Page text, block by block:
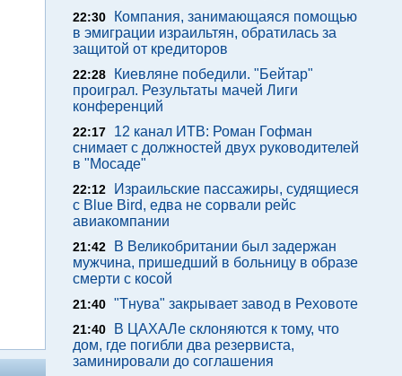
22:30
Компания, занимающаяся помощью
в эмиграции израильтян, обратилась за
защитой от кредиторов
22:28
Киевляне победили. "Бейтар"
проиграл. Результаты мачей Лиги
конференций
22:17
12 канал ИТВ: Роман Гофман
снимает с должностей двух руководителей
в "Мосаде"
22:12
Израильские пассажиры, судящиеся
с Blue Bird, едва не сорвали рейс
авиакомпании
21:42
В Великобритании был задержан
мужчина, пришедший в больницу в образе
смерти с косой
21:40 "Тнува" закрывает завод в Реховоте
21:40
В ЦАХАЛе склоняются к тому, что
дом, где погибли два резервиста,
заминировали до соглашения